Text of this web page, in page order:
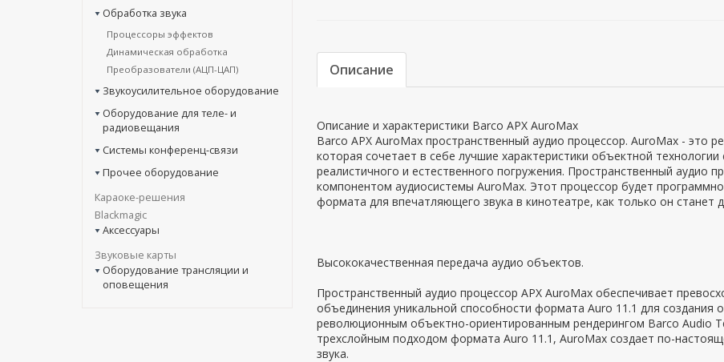
Обработка звука
Процессоры эффектов
Динамическая обработка
Преобразователи (АЦП-ЦАП)
Звукоусилительное оборудование
Оборудование для теле- и
радиовещания
Системы конференц-связи
Прочее оборудование
Караоке-решения
Blackmagic
Аксессуары
Звуковые карты
Оборудование трансляции и
оповещения
Описание
Описание и характеристики Barco APX AuroMax
Barco APX AuroMax пространственный аудио процессор. AuroMax - это
которая сочетает в себе лучшие характеристики объектной
реалистичного и естественного погружения. Пространственный аудио
компонентом аудиосистемы AuroMax. Этот процессор будет
формата для впечатляющего звука в кинотеатре, как только он станет
Высококачественная передача аудио объектов.
Пространственный аудио процессор APX AuroMax обеспечивает
объединения уникальной способности формата Auro 11.1 для
революционным объектно-ориентированным рендерингом Barco Audio
трехслойным подходом формата Auro 11.1, AuroMax создает по-
звука.